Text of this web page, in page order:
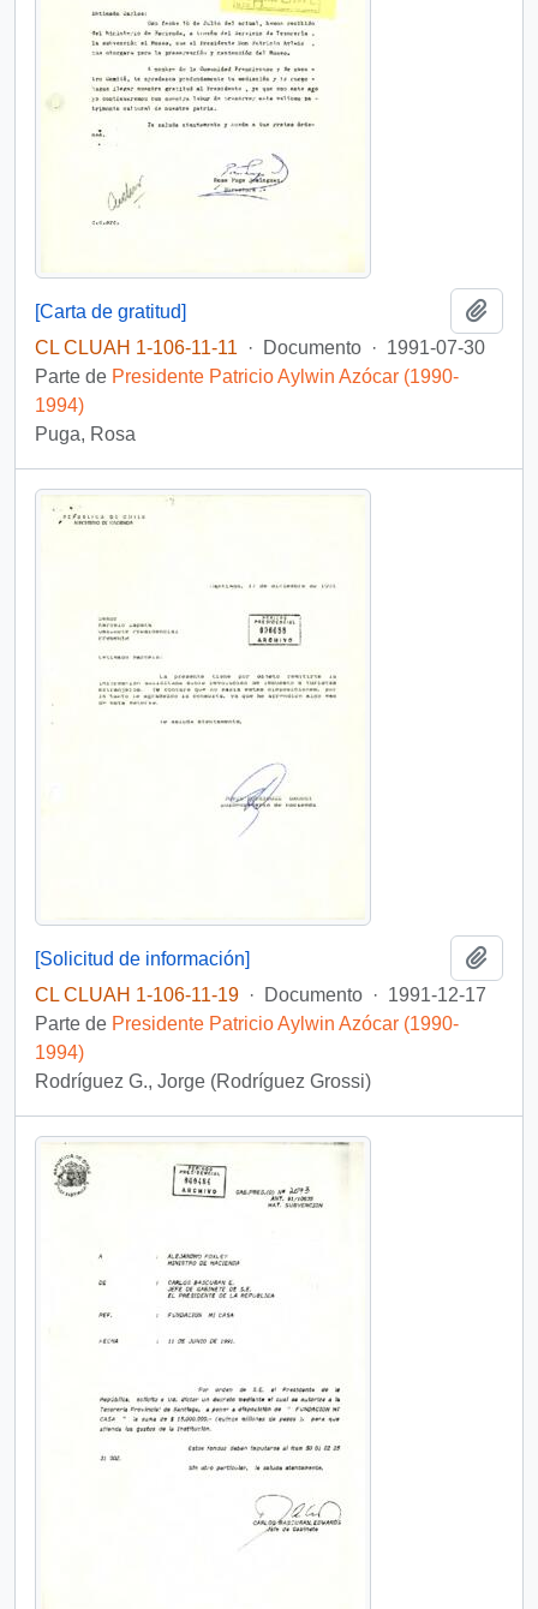
[Carta de gratitud]
CL CLUAH 1-106-11-11
· Documento · 1991-07-30
Parte de Presidente Patricio Aylwin Azócar (1990-
1994)
Puga, Rosa
[Solicitud de información]
CL CLUAH 1-106-11-19 · Documento · 1991-12-17
Parte de Presidente Patricio Aylwin Azócar (1990-
1994)
Rodríguez G., Jorge (Rodríguez Grossi)